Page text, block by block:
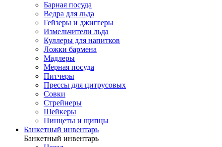
Барная посуда
Ведра для льда
Гейзеры и джиггеры
Измельчители льда
Куллеры для напитков
Ложки бармена
Мадлеры
Мерная посуда
Питчеры
Прессы для цитрусовых
Совки
Стрейнеры
Шейкеры
Пинцеты и щипцы
Банкетный инвентарь
Банкетный инвентарь